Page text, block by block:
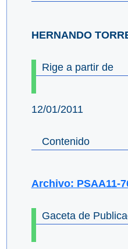
HERNANDO
Rige a partir de
12/01/2011
Contenido
Archivo: PSAA11-
Gaceta de